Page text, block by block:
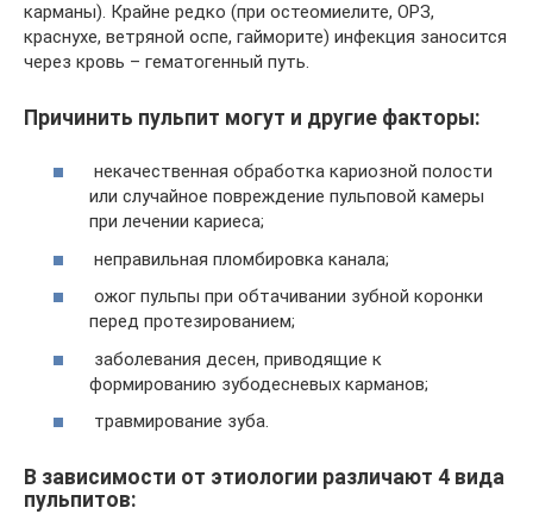
карманы). Крайне редко (при остеомиелите, ОРЗ,
краснухе, ветряной оспе, гайморите) инфекция заносится
через кровь – гематогенный путь.
Причинить пульпит могут и другие факторы:
некачественная обработка кариозной полости
или случайное повреждение пульповой камеры
при лечении кариеса;
неправильная пломбировка канала;
ожог пульпы при обтачивании зубной коронки
перед протезированием;
заболевания десен, приводящие к
формированию зубодесневых карманов;
травмирование зуба.
В зависимости от этиологии различают 4 вида
пульпитов: